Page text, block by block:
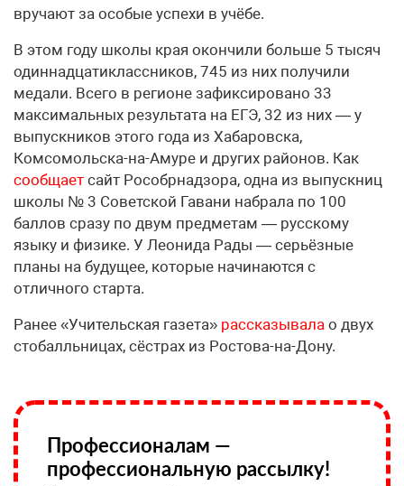
вручают за особые успехи в учёбе.
В этом году школы края окончили больше 5 тысяч
одиннадцатиклассников, 745 из них получили
медали. Всего в регионе зафиксировано 33
максимальных результата на ЕГЭ, 32 из них — у
выпускников этого года из Хабаровска,
Комсомольска-на-Амуре и других районов. Как
сообщает сайт Рособрнадзора, одна из выпускниц
школы № 3 Советской Гавани набрала по 100
баллов сразу по двум предметам — русскому
языку и физике. У Леонида Рады — серьёзные
планы на будущее, которые начинаются с
отличного старта.
Ранее «Учительская газета» рассказывала о двух
стобалльницах, сёстрах из Ростова-на-Дону.
Профессионалам —
профессиональную рассылку!